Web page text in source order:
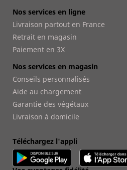
Nos services en ligne
Livraison partout en France
Retrait en magasin
Paiement en 3X
Nos services en magasin
Conseils personnalisés
Aide au chargement
Garantie des végétaux
Livraison à domicile
Téléchargez l'appli